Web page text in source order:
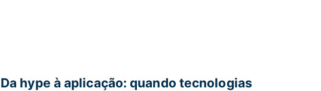
Da hype à aplicação: quando tecnologias